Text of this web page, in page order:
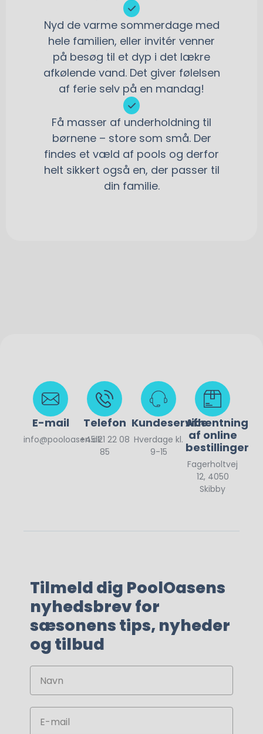
Nyd de varme sommerdage med
hele familien, eller invitér venner
på besøg til et dyp i det lækre
afkølende vand. Det giver følelsen
af ferie selv på en mandag!
Få masser af underholdning til
børnene – store som små. Der
findes et væld af pools og derfor
helt sikkert også en, der passer til
din familie.
E-mail
info@pooloasen.dk
Telefon
+45 21 22 08
85
Kundeservice
Hverdage kl.
9-15
Afhentning
af online
bestillinger
Fagerholtvej
12, 4050
Skibby
Tilmeld dig PoolOasens
nyhedsbrev for
sæsonens tips, nyheder
og tilbud